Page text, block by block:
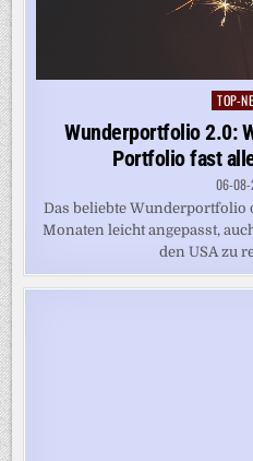
in
TOP-
Wunderportfolio 2.0:
Portfolio fast
06-
Das beliebte Wunderportfolio
Monaten leicht angepasst,
den USA zu